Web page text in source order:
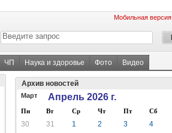
Мобильная версия
ЧП Наука и здоровье Фото Видео
Архив новостей
Март Апрель 2026 г.
Пн Вт Ср Чт Пт Сб
30 31 1 2 3 4